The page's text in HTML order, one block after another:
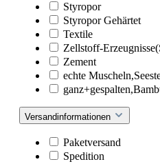
Styropor
Styropor Gehärtet
Textile
Zellstoff-
Zement
echte
Versandinformationen
Paketversand
Spedition